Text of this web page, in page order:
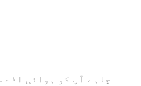
چاہے آپ کو ہوائی اڈے